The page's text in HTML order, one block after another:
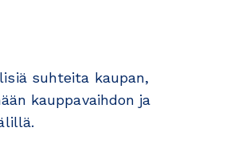
suhteita kaupan,
kauppavaihdon ja